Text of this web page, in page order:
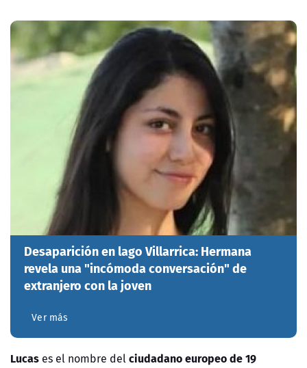
Desaparición en lago Villarrica: Hermana
revela una "incómoda conversación" de
extranjero con la joven
Ver más
Lucas es el nombre delciudadano europeo de 19